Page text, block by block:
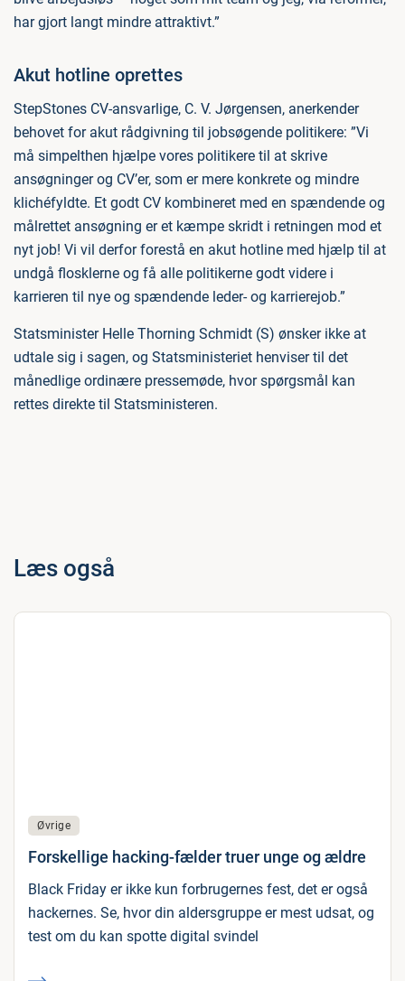
har gjort langt mindre attraktivt.”
Akut hotline oprettes
StepStones CV-ansvarlige, C. V. Jørgensen, anerkender
behovet for akut rådgivning til jobsøgende politikere: ”Vi
må simpelthen hjælpe vores politikere til at skrive
ansøgninger og CV’er, som er mere konkrete og mindre
klichéfyldte. Et godt CV kombineret med en spændende og
målrettet ansøgning er et kæmpe skridt i retningen mod et
nyt job! Vi vil derfor forestå en akut hotline med hjælp til at
undgå flosklerne og få alle politikerne godt videre i
karrieren til nye og spændende leder- og karrierejob.”
Statsminister Helle Thorning Schmidt (S) ønsker ikke at
udtale sig i sagen, og Statsministeriet henviser til det
månedlige ordinære pressemøde, hvor spørgsmål kan
rettes direkte til Statsministeren.
Læs også
Øvrige
Forskellige hacking-fælder truer unge og ældre
Black Friday er ikke kun forbrugernes fest, det er også
hackernes. Se, hvor din aldersgruppe er mest udsat, og
test om du kan spotte digital svindel